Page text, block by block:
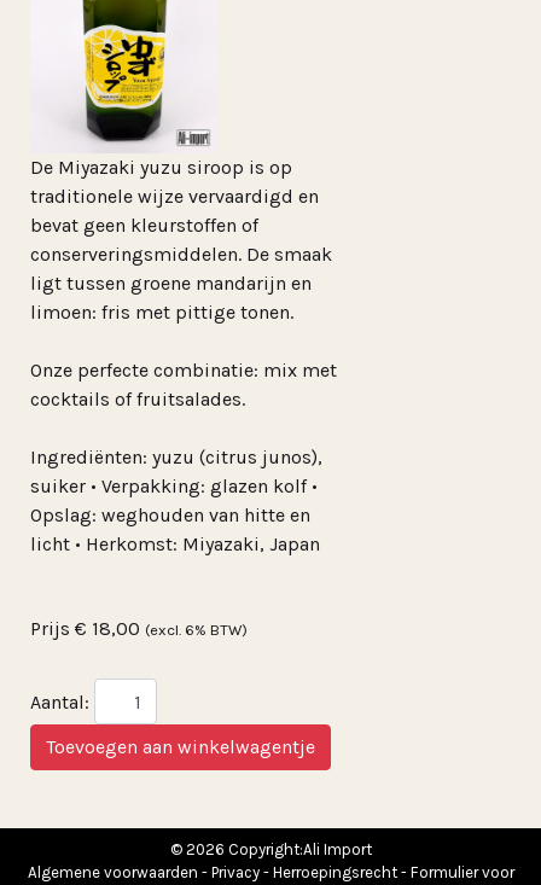
De Miyazaki yuzu siroop is op
traditionele wijze vervaardigd en
bevat geen kleurstoffen of
conserveringsmiddelen. De smaak
ligt tussen groene mandarijn en
limoen: fris met pittige tonen.
Onze perfecte combinatie: mix met
cocktails of fruitsalades.
Ingrediënten: yuzu (citrus junos),
suiker • Verpakking: glazen kolf •
Opslag: weghouden van hitte en
licht • Herkomst: Miyazaki, Japan
Prijs € 18,00 (excl. 6% BTW)
Aantal:
© 2026 Copyright:Ali Import
Algemene voorwaarden - Privacy- Herroepingsrecht- Formulier voor